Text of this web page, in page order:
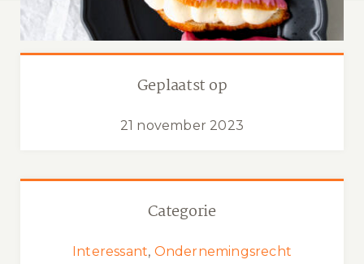
Categorie
Interessant, Ondernemingsrecht
Geplaatst op
21 november 2023